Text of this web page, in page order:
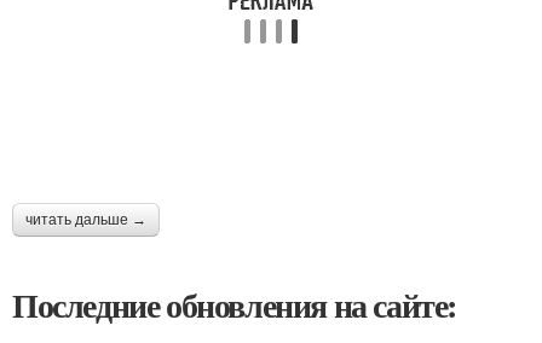
читать дальше →
Последние обновления на сайте: